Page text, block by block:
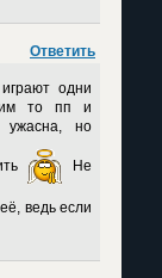
Ответить
одни
то пп и
ужасна, но
Не
ведь если